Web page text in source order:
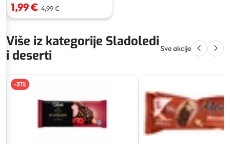
1,99 € 4,99 €
Više iz kategorije Sladoledi
i deserti
Sve akcije
-31%